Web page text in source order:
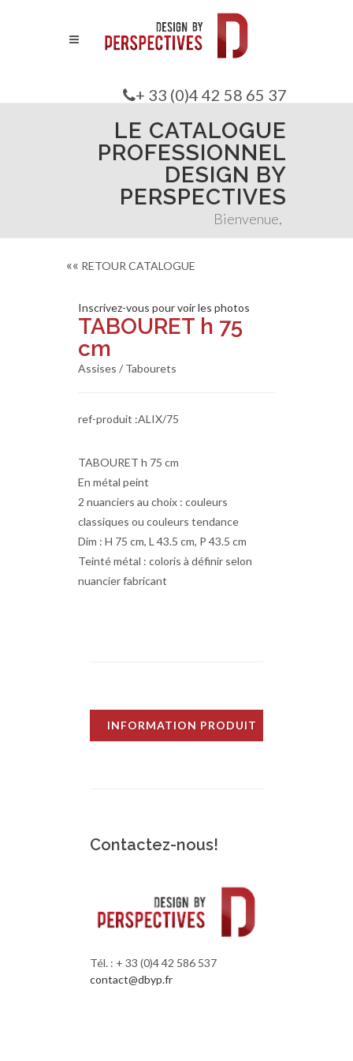
+ 33 (0)4 42 58 65 37
LE CATALOGUE
PROFESSIONNEL
DESIGN BY
PERSPECTIVES
Bienvenue,
«« RETOUR CATALOGUE
Inscrivez-vous pour voir les photos
TABOURET h 75
cm
Assises / Tabourets
ref-produit :ALIX/75
TABOURET h 75 cm
En métal peint
2 nuanciers au choix : couleurs
classiques ou couleurs tendance
Dim : H 75 cm, L 43.5 cm, P 43.5 cm
Teinté métal : coloris à définir selon
nuancier fabricant
INFORMATION PRODUIT
Contactez-nous!
Tél. : + 33 (0)4 42 586 537
contact@dbyp.fr